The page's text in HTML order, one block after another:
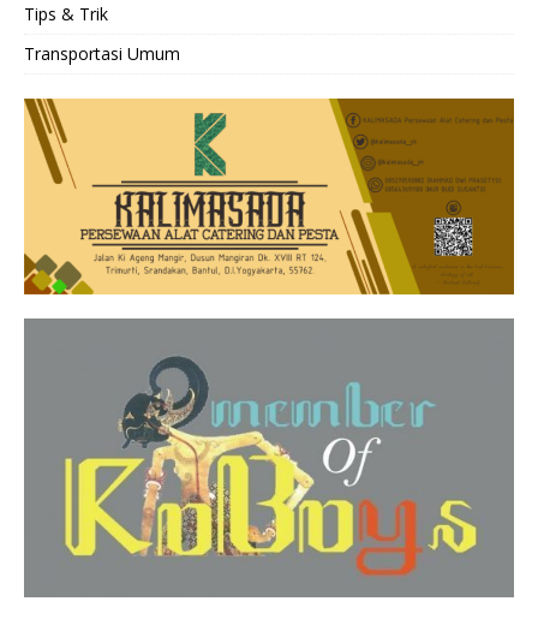
Tips & Trik
Transportasi Umum